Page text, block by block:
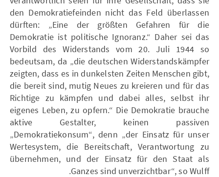
den Demokratiefeinden nicht das Feld überlassen
dürften: „Eine der größten Gefahren für die
Demokratie ist politische Ignoranz.“ Daher sei das
Vorbild des Widerstands vom 20. Juli 1944 so
bedeutsam, da „die deutschen Widerstandskämpfer
zeigten, dass es in dunkelsten Zeiten Menschen gibt,
die bereit sind, mutig Neues zu kreieren und für das
Richtige zu kämpfen und dabei alles, selbst ihr
eigenes Leben, zu opfern.“ Die Demokratie brauche
aktive Gestalter, keinen passiven
„Demokratiekonsum“, denn „der Einsatz für unser
Wertesystem, die Bereitschaft, Verantwortung zu
übernehmen, und der Einsatz für den Staat als
Ganzes sind unverzichtbar“, so Wulff.